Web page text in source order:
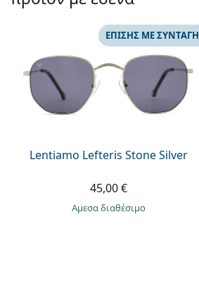
Persol
Όλες οι μάρκες
Lentiamo Lefteris Stone Silver
ΕΠΊΣΗΣ ΜΕ ΣΥΝΤΑΓΉ
45,00 €
άμεσα διαθέσιμο